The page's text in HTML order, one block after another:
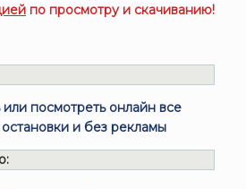
по просмотру и скачиванию!
посмотреть онлайн все
и без рекламы